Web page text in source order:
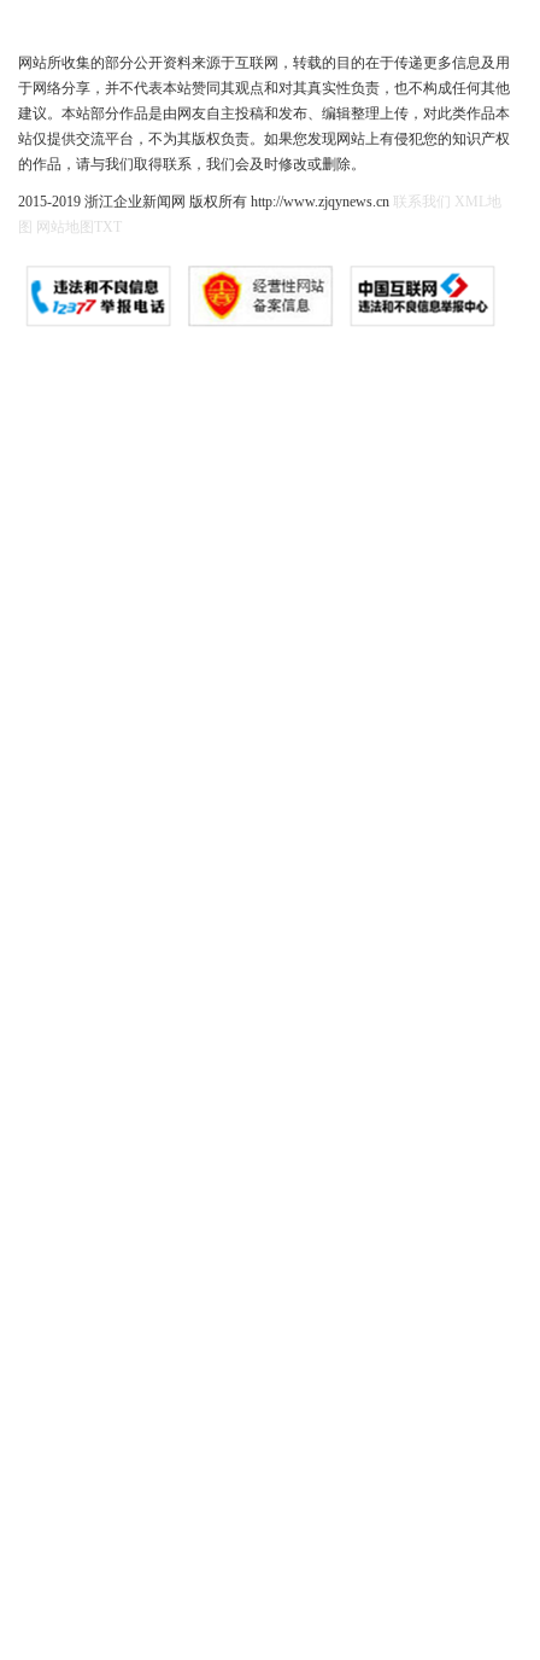
网站所收集的部分公开资料来源于互联网，转载的目的在于传递更多信息及用
于网络分享，并不代表本站赞同其观点和对其真实性负责，也不构成任何其他
建议。本站部分作品是由网友自主投稿和发布、编辑整理上传，对此类作品本
站仅提供交流平台，不为其版权负责。如果您发现网站上有侵犯您的知识产权
的作品，请与我们取得联系，我们会及时修改或删除。
2015-2019 浙江企业新闻网 版权所有 http://www.zjqynews.cn 联系我们
XML地
图
网站地图 TXT